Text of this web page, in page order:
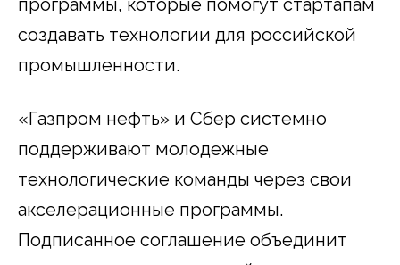
программы, которые помогут стартапам
создавать технологии для российской
промышленности.
«Газпром нефть» и Сбер системно
поддерживают молодежные
технологические команды через свои
акселерационные программы.
Подписанное соглашение объединит